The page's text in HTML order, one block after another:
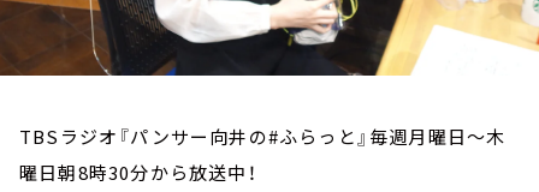
TBSラジオ『パンサー向井の#ふらっと』毎週月曜日～木
曜日朝8時30分から放送中！